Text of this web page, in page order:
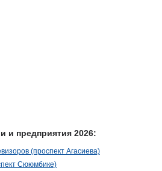
и предприятия 2026:
(проспект Агасиева)
Сююмбике)